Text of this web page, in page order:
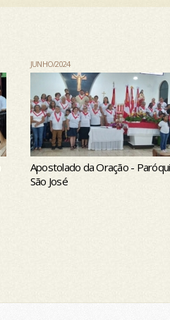
JUNHO/2024
Apostolado da Oração -
São José